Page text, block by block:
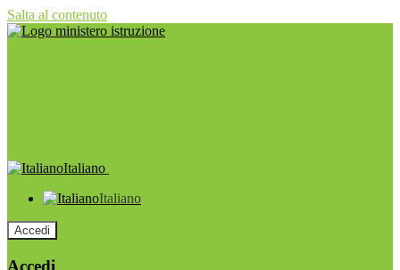
Salta al contenuto
Italiano
Italiano
Accedi
Accedi